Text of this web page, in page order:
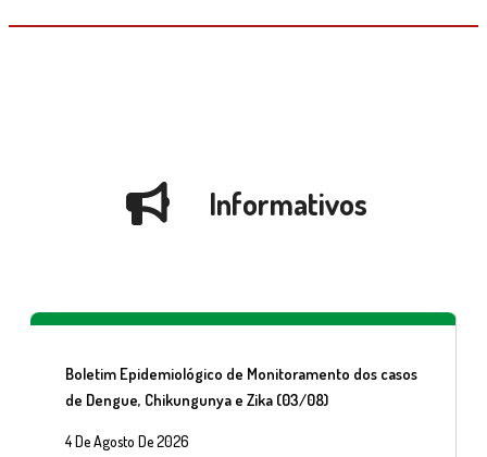
Informativos
Boletim Epidemiológico de Monitoramento dos casos
de Dengue, Chikungunya e Zika (03/08)
4 De Agosto De 2026